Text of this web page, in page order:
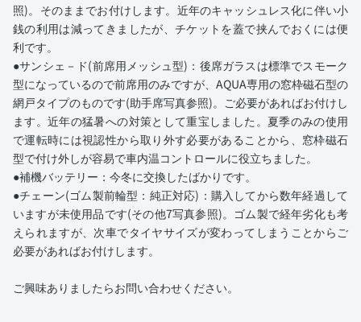
照)。そのままでお付けします。近年のキャッシュレス化に伴い小
銭の利用は減ってきましたが、チケットを蓋で挟んでおくには便
利です。
●サンシェ－ド(前席用メッシュ型)：後席ガラスは標準でスモーク
型になっているので前席用のみですが、AQUA専用の窓枠磁石型の
網戸タイプのものです(助手席写真参照)。ご必要があればお付けし
ます。近年の猛暑への対策として重宝しました。夏季のみの使用
で運転時には視認性から取り外す必要があることから、窓枠磁石
型で付け外しが容易で車内温コントロールに役立ちました。
●補機バッテリー：今冬に交換したばかりです。
●チェーン(ゴム製前輪型：純正対応)：購入してから数年経過して
いますが未使用品です(その他7写真参照)。ゴム製で経年劣化も考
えられますが、次車でタイヤサイズが変わってしまうことからご
必要があればお付けします。
ご興味ありましたらお問い合わせください。